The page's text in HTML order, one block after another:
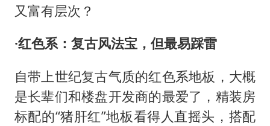
又富有层次？
·红色系：复古风法宝，但最易踩雷
自带上世纪复古气质的红色系地板，大概
是长辈们和楼盘开发商的最爱了，精装房
标配的“猪肝红”地板看得人直摇头，搭配